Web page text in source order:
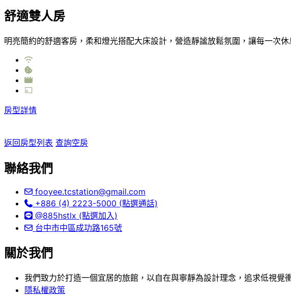
舒適雙人房
明亮簡約的舒適客房，柔和燈光搭配大床設計，營造靜謐放鬆氛圍，讓每一次休
房型詳情
返回房型列表 查詢空房
聯絡我們
fooyee.tcstation@gmail.com
+886 (4) 2223-5000 (點選通話)
@885hstlx (點選加入)
台中市中區成功路165號
關於我們
我們致力於打造一個宜居的旅館，以自在與寧靜為設計理念，追求低視
隱私權政策